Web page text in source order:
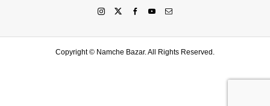
Copyright © Namche Bazar. All Rights Reserved.